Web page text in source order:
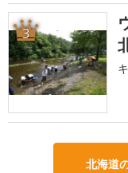
3
北海道